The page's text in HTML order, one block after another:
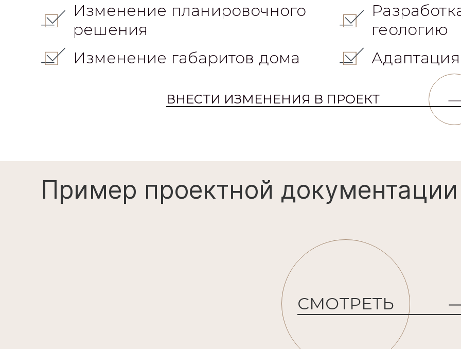
Изменение планировочного
решения
Изменение габаритов дома
геологию
ВНЕСТИ ИЗМЕНЕНИЯ В ПРОЕКТ
Пример проектной документации
СМОТРЕТЬ